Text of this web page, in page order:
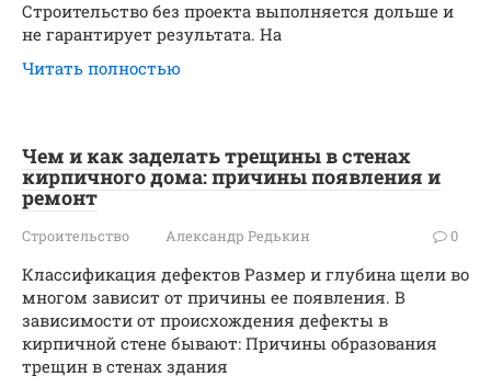
Строительство без проекта выполняется дольше и
не гарантирует результата. На
Читать полностью
Чем и как заделать трещины в стенах
кирпичного дома: причины появления и
ремонт
Строительство Александр Редькин 0
Классификация дефектов Размер и глубина щели во
многом зависит от причины ее появления. В
зависимости от происхождения дефекты в
кирпичной стене бывают: Причины образования
трещин в стенах здания